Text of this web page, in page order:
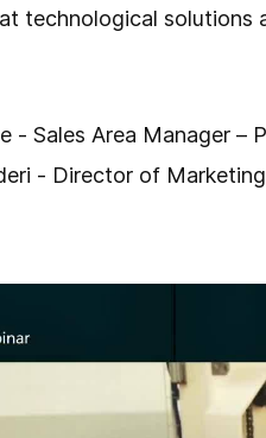
technological solutions
- Sales Area Manager –
- Director of